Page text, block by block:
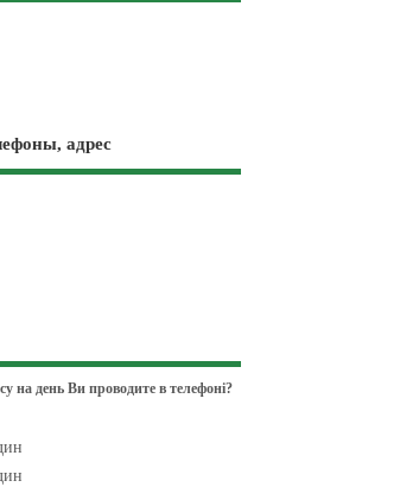
адрес
на день Ви проводите в телефоні?